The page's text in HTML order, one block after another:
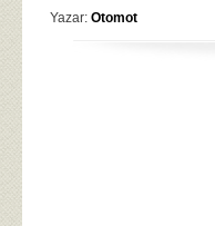
Yazar: Otomot